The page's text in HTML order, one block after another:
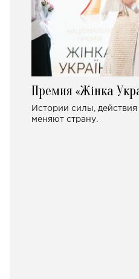
Премия «Жінка
Истории силы,
меняют страну.